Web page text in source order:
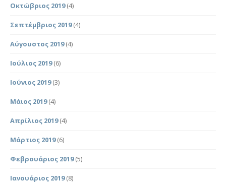
Οκτώβριος 2019(4)
Σεπτέμβριος 2019(4)
Αύγουστος 2019(4)
Ιούλιος 2019(6)
Ιούνιος 2019(3)
Μάιος 2019(4)
Απρίλιος 2019(4)
Μάρτιος 2019(6)
Φεβρουάριος 2019(5)
Ιανουάριος 2019(8)